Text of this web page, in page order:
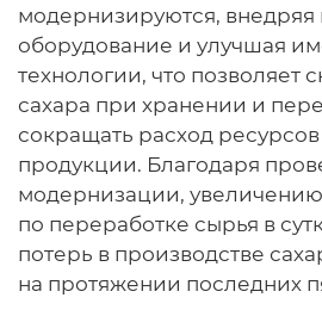
модернизируются, внедряя
оборудование и улучшая
технологии, что позволяет
сахара при хранении и
сокращать расход ресурсов
продукции. Благодаря
модернизации,
по переработке сырья в
потерь в производстве
на протяжении последних